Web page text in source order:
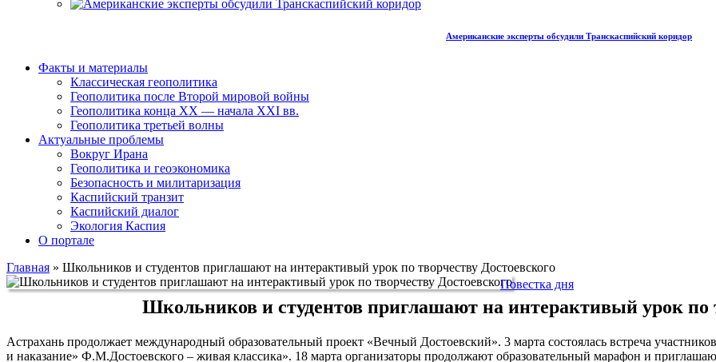
Американские эксперты обсудили Транскаспийский коридор
Факты и материалы
Классическая геополитика
Геополитика после Второй мировой войны
Геополитика конца XX — начала XXI вв.
Геополитика третьей волны
Актуальные проблемы
Вокруг Ирана
Геополитика и геоэкономика
Безопасность и милитаризация
Каспийский транзит
Каспийский диалог
Экология Каспия
О портале
Главная » Школьников и студентов приглашают на интерактивый урок по творчеству Достоевского
Повестка дня
Школьников и студентов приглашают на интерактивый урок по
Астрахань продолжает международный образовательный проект «Вечный Достоевский». 3 марта состоялась встреча
и наказание» Ф.М.Достоевского – живая классика». 18 марта организаторы продолжают образовательный марафон и